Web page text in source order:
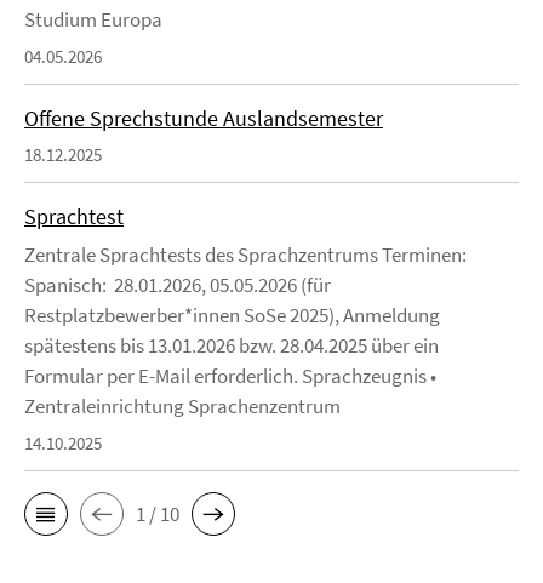
Studium Europa
04.05.2026
Offene Sprechstunde Auslandsemester
18.12.2025
Sprachtest
Zentrale Sprachtests des Sprachzentrums Terminen:
Spanisch: 28.01.2026, 05.05.2026 (für
Restplatzbewerber*innen SoSe 2025), Anmeldung
spätestens bis 13.01.2026 bzw. 28.04.2025 über ein
Formular per E-Mail erforderlich. Sprachzeugnis •
Zentraleinrichtung Sprachenzentrum
14.10.2025
1 / 10